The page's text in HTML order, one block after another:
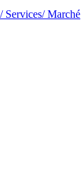
Services/ Marché